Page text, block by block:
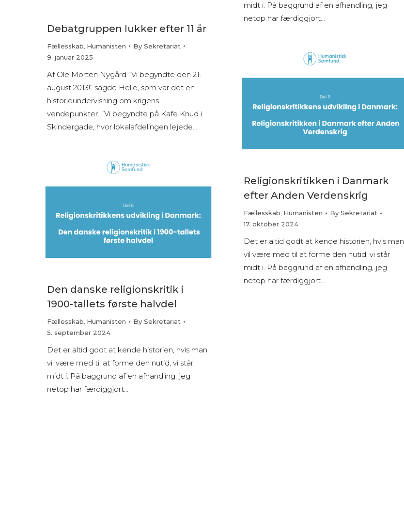
midt i. På baggrund af en afhandling, jeg
netop har færdiggjort…
Debatgruppen lukker efter 11 år
Fællesskab Humanisten By Sekretariat
9. januar 2025
Af Ole Morten Nygård ”Vi begyndte den 21.
august 2013!” sagde Helle, som var det en
historieundervisning om krigens
vendepunkter. ”Vi begyndte på Kafe Knud i
Skindergade, hvor lokalafdelingen lejede…
Religionskritikken i Danmark
efter Anden Verdenskrig
Fællesskab, Humanisten By Sekretariat
17. oktober 2024
Det er altid godt at kende historien, hvis man
vil være med til at forme den nutid, vi står
midt i. På baggrund af en afhandling, jeg
netop har færdiggjort…
Den danske religionskritik i
1900-tallets første halvdel
Fællesskab, Humanisten By Sekretariat
5. september 2024
Det er altid godt at kende historien, hvis man
vil være med til at forme den nutid, vi står
midt i. På baggrund af en afhandling, jeg
netop har færdiggjort…